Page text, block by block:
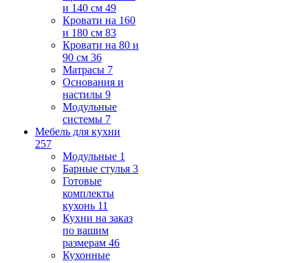
и 140 см 49
Кровати на 160
и 180 см 83
Кровати на 80 и
90 см 36
Матрасы 7
Основания и
настилы 9
Модульные
системы 7
Мебель для кухни
257
Модульные 1
Барные стулья 3
Готовые
комплекты
кухонь 11
Кухни на заказ
по вашим
размерам 46
Кухонные